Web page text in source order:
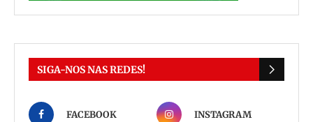
SIGA-NOS NAS REDES!
FACEBOOK INSTAGRAM